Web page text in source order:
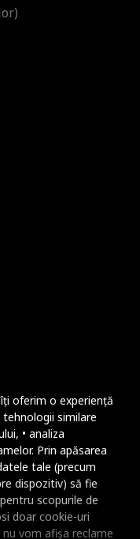
oferim o experiență
similare
• analiza
Prin apăsarea
tale (precum
dispozitiv) să fie
scopurile de
doar cookie-uri
vom afișa reclame
Micsoreaza
Mareste spatierea
Micsoreaza
Mareste inaltimea